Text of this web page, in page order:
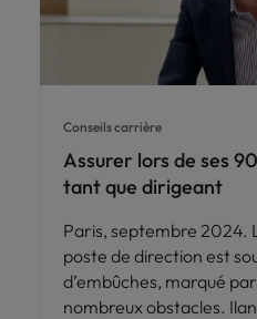
Conseils carrière
Assurer lors de ses
tant que dirigeant
Paris, septembre 2024.
poste de direction est
d’embûches, marqué
nombreux obstacles.